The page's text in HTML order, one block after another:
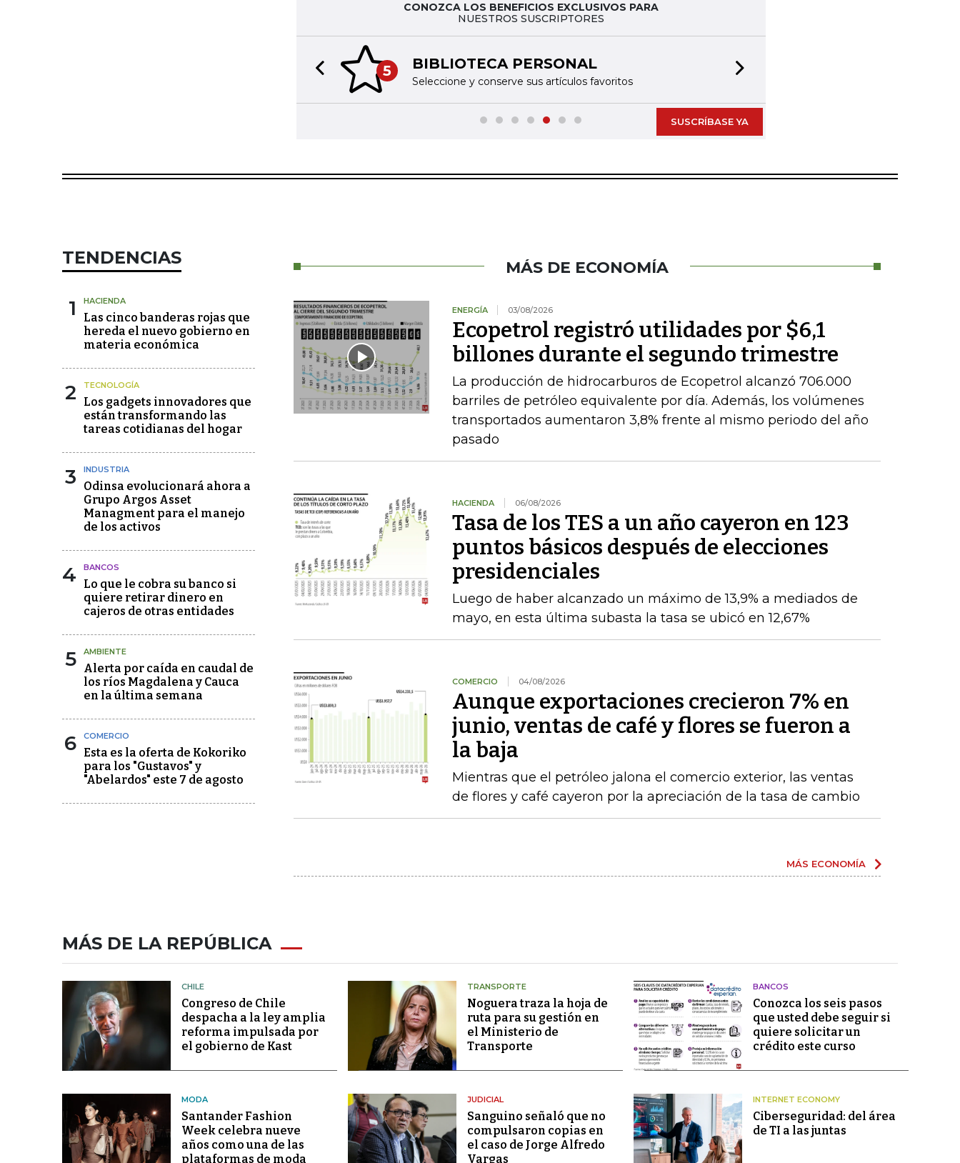
CONOZCA LOS BENEFICIOS EXCLUSIVOS PARA
NUESTROS SUSCRIPTORES
5 BIBLIOTECA PERSONAL
Seleccione y conserve sus artículos favoritos
Previous slide
SUSCRÍBASE YA
TENDENCIAS
1 HACIENDA
Las cinco banderas rojas que
hereda el nuevo gobierno en
materia económica
2 TECNOLOGÍA
Los gadgets innovadores que
están transformando las
tareas cotidianas del hogar
3 INDUSTRIA
Odinsa evolucionará ahora a
Grupo Argos Asset
Managment para el manejo
de los activos
4 BANCOS
Lo que le cobra su banco si
quiere retirar dinero en
cajeros de otras entidades
5 AMBIENTE
Alerta por caída en caudal de
los ríos Magdalena y Cauca
en la última semana
6 COMERCIO
Esta es la oferta de Kokoriko
para los "Gustavos" y
"Abelardos" este 7 de agosto
MÁS DE ECONOMÍA
ENERGÍA 03/08/2026
Ecopetrol registró utilidades por $6,1
billones durante el segundo trimestre
La producción de hidrocarburos de Ecopetrol alcanzó 706.000
barriles de petróleo equivalente por día. Además, los volúmenes
transportados aumentaron 3,8% frente al mismo periodo del año
pasado
HACIENDA 06/08/2026
Tasa de los TES a un año cayeron en 123
puntos básicos después de elecciones
presidenciales
Luego de haber alcanzado un máximo de 13,9% a mediados de
mayo, en esta última subasta la tasa se ubicó en 12,67%
COMERCIO 04/08/2026
Aunque exportaciones crecieron 7% en
junio, ventas de café y flores se fueron a
la baja
Mientras que el petróleo jalona el comercio exterior, las ventas
de flores y café cayeron por la apreciación de la tasa de cambio
MÁS ECONOMÍA
MÁS DE LA REPÚBLICA
CHILE
Congreso de Chile
despacha a la ley amplia
reforma impulsada por
el gobierno de Kast
TRANSPORTE
Noguera traza la hoja de
ruta para su gestión en
el Ministerio de
Transporte
BANCOS
Conozca los seis pasos
que usted debe seguir si
quiere solicitar un
crédito este curso
MODA
Santander Fashion
Week celebra nueve
años como una de las
plataformas de moda
JUDICIAL
Sanguino señaló que no
compulsaron copias en
el caso de Jorge Alfredo
Vargas
INTERNET ECONOMY
Ciberseguridad: del área
de TI a las juntas